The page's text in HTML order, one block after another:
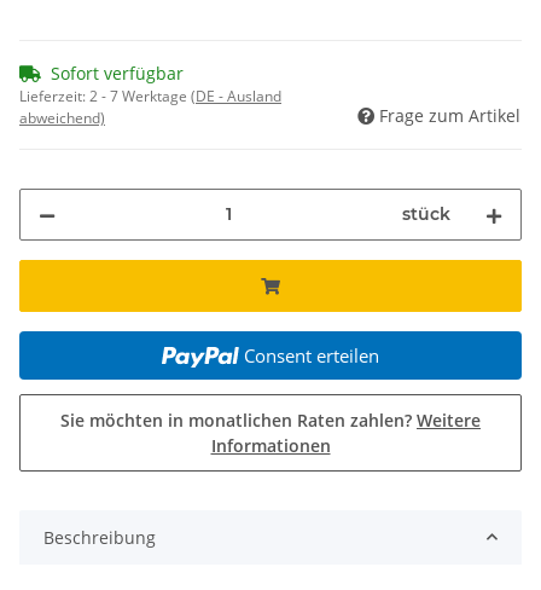
Sofort verfügbar
Lieferzeit:2 - 7 Werktage (DE - Ausland
abweichend)
Frage zum Artikel
stück
Consent erteilen
Sie möchten in monatlichen Raten zahlen? Weitere
Informationen
Beschreibung